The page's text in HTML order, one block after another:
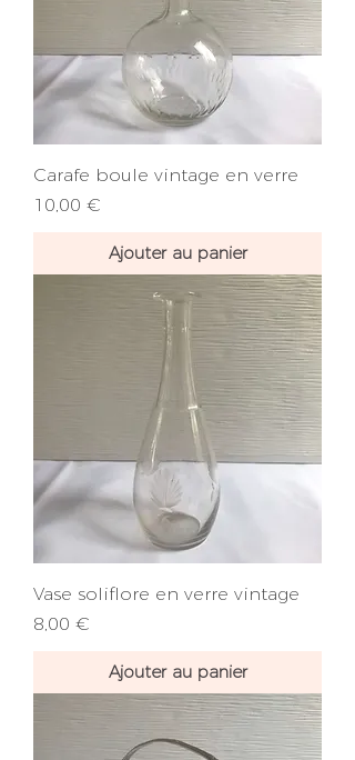
Carafe boule vintage en verre
Prix
10,00 €
Ajouter au panier
Vase soliflore en verre vintage
Prix
8,00 €
Ajouter au panier